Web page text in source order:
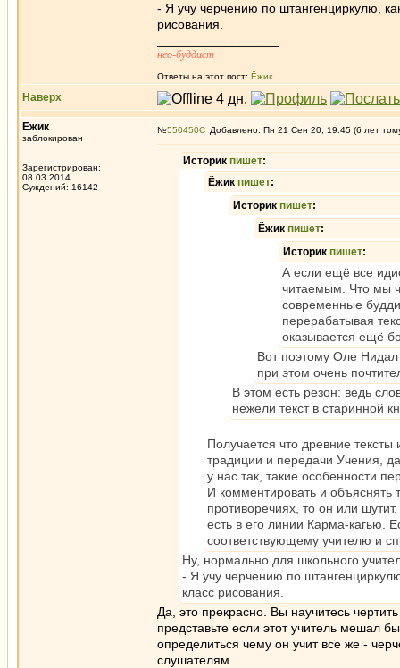
- Я учу черчению по штангенциркулю,
рисования.
нео-буддист
Ответы на этот пост: Ёжик
Наверх
Ёжик
заблокирован
Зарегистрирован:
08.03.2014
Суждений: 16142
№550450 Добавлено: Пн 21 Сен 20, 19:45 (6 лет
Историк пишет:
Ёжик пишет:
Историк пишет:
Ёжик пишет:
Историк пишет:
А если ещё все
читаемым. Что мы
современные
перерабатывая
оказывается ещё
Вот поэтому Оле Нидал
при этом очень
В этом есть резон: ведь
нежели текст в старинной
Получается что древние
традиции и передачи Учения,
у нас так, такие особенности
И комментировать и объяснять
противоречиях, то он или
есть в его линии Карма-кагью.
соответствующему учителю и
Ну, нормально для школьного
- Я учу черчению по
класс рисования.
Да, это прекрасно. Вы научитесь
представьте если этот учитель мешал
определиться чему он учит все же -
слушателям.